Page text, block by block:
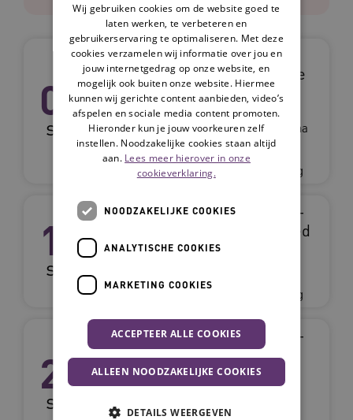
08
sep
Samen zorgen:
jaarprogramma Informele
Zorg -
informatiebijeenkomst
Online, via
Teams
Webina
r
Van 16:00 tot
17:00 uur
toegang
17
sep
Leergang informele zorg -
Verdiepende module: Goed
werkgeverschap
Van 14:00 tot
toegang
22
sep
Leergang informele zorg -
Basismodule sessie 1:
structuur en cultuur van
informele zorg
Online
Webinar
Wij gebruiken cookies om de website goed te
laten werken, te verbeteren en
gebruikerservaring te optimaliseren. Met deze
cookies verzamelen wij informatie over jou en
jouw internetgedrag op onze website, en
mogelijk ook buiten onze website. Hiermee
kunnen wij gerichte content aanbieden, video’s
afspelen en sociale media content promoten.
Hieronder kun je jouw voorkeuren zelf
instellen. Noodzakelijke cookies staan altijd
aan. Lees meer hierover in onze
cookieverklaring.
NOODZAKELIJKE COOKIES
ANALYTISCHE COOKIES
MARKETING COOKIES
ACCEPTEER ALLE COOKIES
ALLEEN NOODZAKELIJKE COOKIES
DETAILS WEERGEVEN